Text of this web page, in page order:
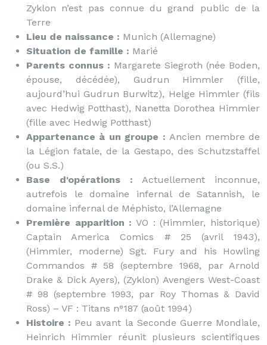
Zyklon n’est pas connue du grand public de la
Terre
Lieu de naissance : Munich (Allemagne)
Situation de famille : Marié
Parents connus : Margarete Siegroth (née Boden,
épouse, décédée), Gudrun Himmler (fille,
aujourd’hui Gudrun Burwitz), Helge Himmler (fils
avec Hedwig Potthast), Nanetta Dorothea Himmler
(fille avec Hedwig Potthast)
Appartenance à un groupe :Ancien membre de
la Légion fatale, de la Gestapo, des Schutzstaffel
(ou S.S.)
Base d'opérations : Actuellement inconnue,
autrefois le domaine infernal de Satannish, le
domaine infernal de Méphisto, l’Allemagne
Première apparition : VO : (Himmler, historique)
Captain America Comics # 25 (avril 1943),
(Himmler, moderne) Sgt. Fury and his Howling
Commandos # 58 (septembre 1968, par Arnold
Drake & Dick Ayers), (Zyklon) Avengers West-Coast
# 98 (septembre 1993, par Roy Thomas & David
Ross) – VF : Titans n°187 (août 1994)
Histoire : Peu avant la Seconde Guerre Mondiale,
Heinrich Himmler réunit plusieurs scientifiques